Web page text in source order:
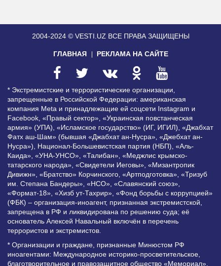
2004-2024 © VESTI.UZ ВСЕ ПРАВА ЗАЩИЩЕНЫ
ГЛАВНАЯ РЕКЛАМА НА САЙТЕ
* Экстремистские и террористические организации,
запрещенные в Российской Федерации: американская
компания Meta и принадлежащие ей соцсети Instagram и
Facebook, «Правый сектор», «Украинская повстанческая
армия» (УПА), «Исламское государство» (ИГ, ИГИЛ), «Джабхат
Фатх аш-Шам» (бывшая «Джабхат ан-Нусра», «Джебхат ан-
Нусра»), Национал-Большевистская партия (НБП), «Аль-
Каида», «УНА-УНСО», «Талибан», «Меджлис крымско-
татарского народа», «Свидетели Иеговы», «Мизантропик
Дивижн», «Братство» Корчинского, «Артподготовка», «Тризуб
им. Степана Бандеры», «НСО», «Славянский союз»,
«Формат-18», «Хизб ут-Тахрир», «Фонд борьбы с коррупцией»
(ФБК) – организация-иноагент, признанная экстремистской,
запрещена в РФ и ликвидирована по решению суда; её
основатель Алексей Навальный включён в перечень
террористов и экстремистов.
* Организации и граждане, признанные Минюстом РФ
иноагентами: Международное историко-просветительское,
благотворительное и правозащитное общество «Мемориал»,